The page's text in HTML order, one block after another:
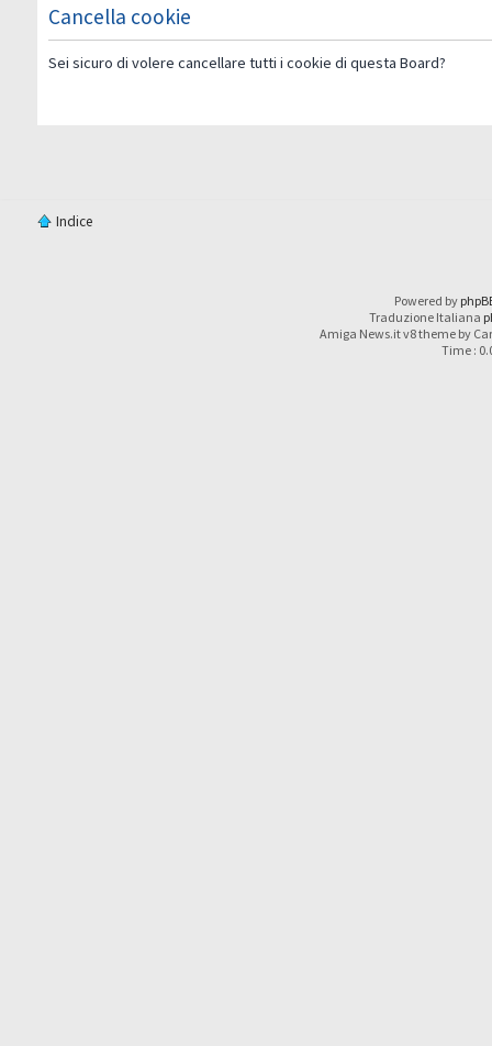
Cancella cookie
Sei sicuro di volere cancellare tutti i cookie di questa Board?
Indice
Powered by
Traduzione Italiana
Amiga News.it v8 theme by
Time :